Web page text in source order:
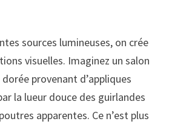
sources lumineuses, on crée
visuelles. Imaginez un salon
provenant d’appliques
la lueur douce des guirlandes
apparentes. Ce n’est plus